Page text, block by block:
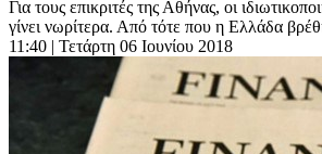
Για τους επικριτές της Αθήνας, οι
γίνει νωρίτερα. Από τότε που η Ελλάδα
11:40 | Τετάρτη 06 Ιουνίου 2018